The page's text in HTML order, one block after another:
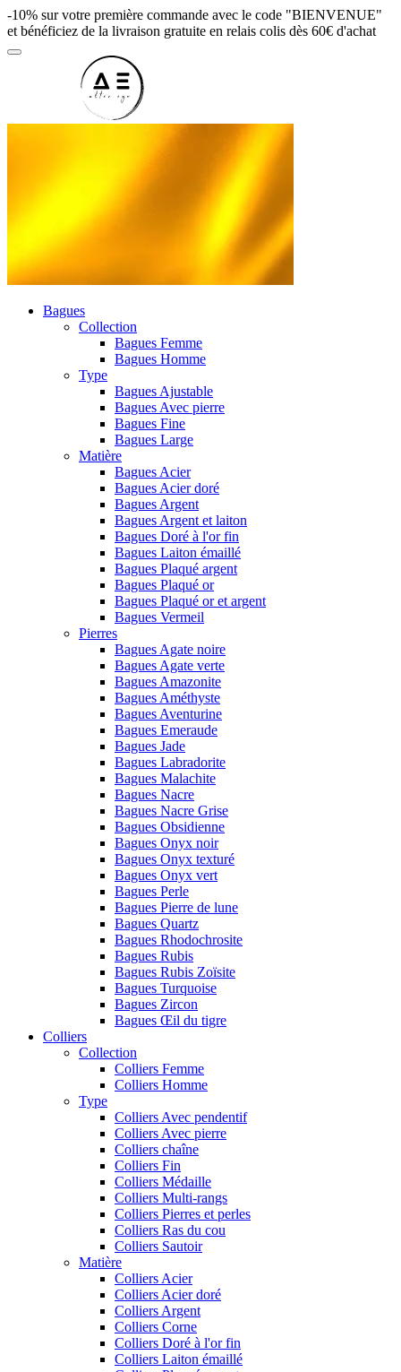
-10% sur votre première commande avec le code "BIENVENUE"
et bénéficiez de la livraison gratuite en relais colis dès 60€ d'achat
Bagues
Collection
Bagues Femme
Bagues Homme
Type
Bagues Ajustable
Bagues Avec pierre
Bagues Fine
Bagues Large
Matière
Bagues Acier
Bagues Acier doré
Bagues Argent
Bagues Argent et laiton
Bagues Doré à l'or fin
Bagues Laiton émaillé
Bagues Plaqué argent
Bagues Plaqué or
Bagues Plaqué or et argent
Bagues Vermeil
Pierres
Bagues Agate noire
Bagues Agate verte
Bagues Amazonite
Bagues Améthyste
Bagues Aventurine
Bagues Emeraude
Bagues Jade
Bagues Labradorite
Bagues Malachite
Bagues Nacre
Bagues Nacre Grise
Bagues Obsidienne
Bagues Onyx noir
Bagues Onyx texturé
Bagues Onyx vert
Bagues Perle
Bagues Pierre de lune
Bagues Quartz
Bagues Rhodochrosite
Bagues Rubis
Bagues Rubis Zoïsite
Bagues Turquoise
Bagues Zircon
Bagues Œil du tigre
Colliers
Collection
Colliers Femme
Colliers Homme
Type
Colliers Avec pendentif
Colliers Avec pierre
Colliers chaîne
Colliers Fin
Colliers Médaille
Colliers Multi-rangs
Colliers Pierres et perles
Colliers Ras du cou
Colliers Sautoir
Matière
Colliers Acier
Colliers Acier doré
Colliers Argent
Colliers Corne
Colliers Doré à l'or fin
Colliers Laiton émaillé